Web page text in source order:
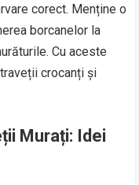
corect. Menține o
borcanelor la
Cu aceste
crocanți și
Murați: Idei